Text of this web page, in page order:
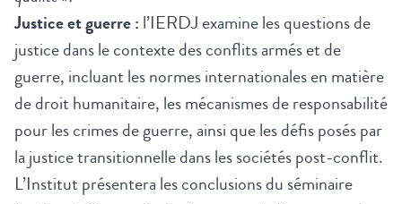
Justice et guerre : l’IERDJ examine les questions de
justice dans le contexte des conflits armés et de
guerre, incluant les normes internationales en matière
de droit humanitaire, les mécanismes de responsabilité
pour les crimes de guerre, ainsi que les défis posés par
la justice transitionnelle dans les sociétés post-conflit.
L’Institut présentera les conclusions du séminaire